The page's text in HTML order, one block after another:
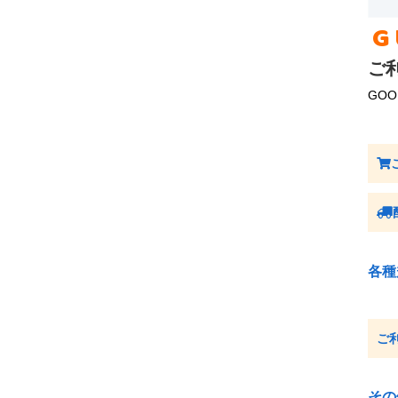
ご
各
ご